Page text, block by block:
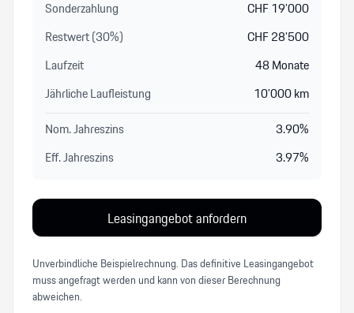
Sonderzahlung
CHF19’000
Restwert (30%) CHF28’500
Laufzeit
48Monate
Jährliche Laufleistung
10’000km
Nom. Jahreszins
3.90%
Eff. Jahreszins
3.97%
Leasingangebot anfordern
Unverbindliche Beispielrechnung. Das definitive Leasingangebot
muss angefragt werden und kann von dieser Berechnung
abweichen.